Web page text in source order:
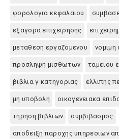
φορολογια κεφαλαιου
εξαγορα επιχειρησης
μεταθεση εργαζομενου
προσληψη μισθωτων ταμειου
βιβλια γ κατηγοριας ελλιπης
μη υποβολη οικογενειακα
τηρηση βιβλιων συμβιβασμος
αποδειξη παροχης υπηρεσιων